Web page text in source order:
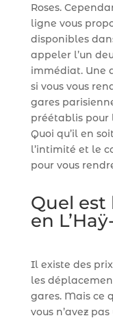
Roses.
ligne vous
disponibles
appeler l’un
immédiat. Une
si vous vous
gares
préétablis pour
Quoi qu’il en
l’intimité et le
pour vous
Quel est
en
Il existe des
les
gares. Mais ce
vous n’avez